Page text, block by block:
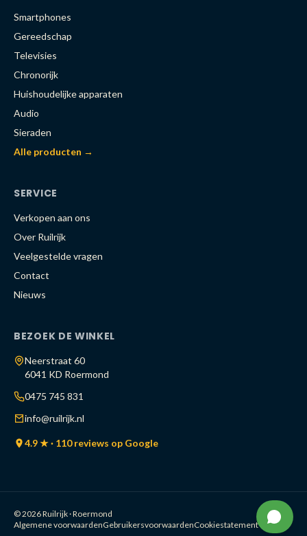
Smartphones
Gereedschap
Televisies
Chronorijk
Huishoudelijke apparaten
Audio
Sieraden
Alle producten →
SERVICE
Verkopen aan ons
Over Ruilrijk
Veelgestelde vragen
Contact
Nieuws
BEZOEK DE WINKEL
Neerstraat 60
6041 KD Roermond
0475 745 831
info@ruilrijk.nl
4.9 ★ · 110 reviews op Google
© 2026 Ruilrijk · Roermond
Algemene voorwaardenGebruikersvoorwaardenCookiestatement